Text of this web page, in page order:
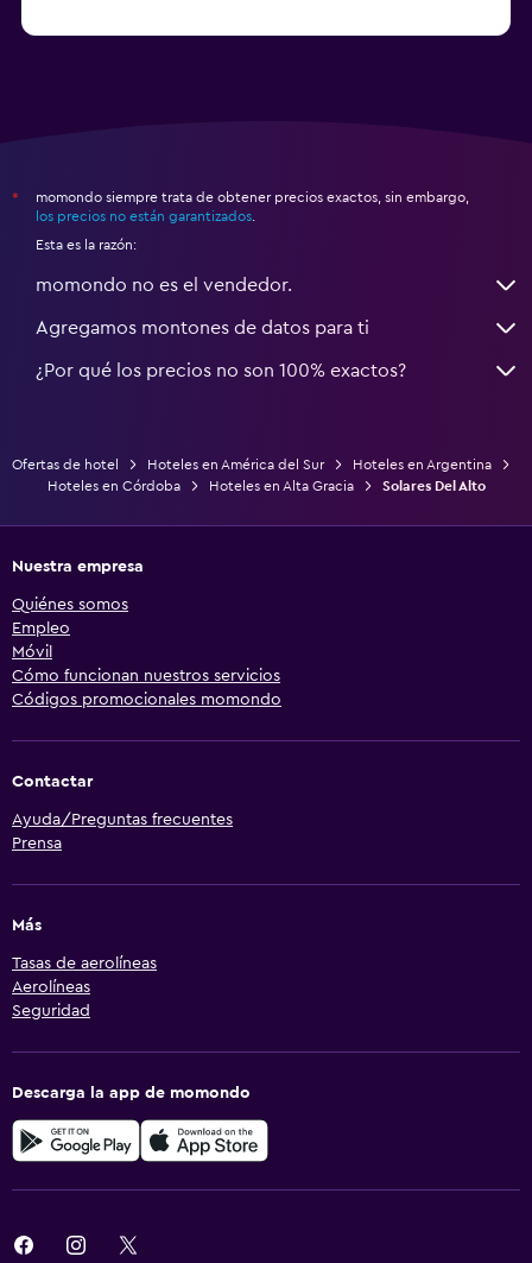
*
momondo siempre trata de obtener precios exactos, sin embargo,
los precios no están garantizados
Esta es la razón:
momondo no es el vendedor.
Agregamos montones de datos para ti
¿Por qué los precios no son 100% exactos?
Ofertas de hotel Hoteles en América del Sur
Hoteles en Argentina
Hoteles en Córdoba
Hoteles en Alta Gracia Solares Del Alto
Nuestra empresa
Quiénes somos
Empleo
Móvil
Cómo funcionan nuestros servicios
Códigos promocionales momondo
Contactar
Ayuda/Preguntas frecuentes
Prensa
Más
Tasas de aerolíneas
Aerolíneas
Seguridad
Descarga la app de momondo